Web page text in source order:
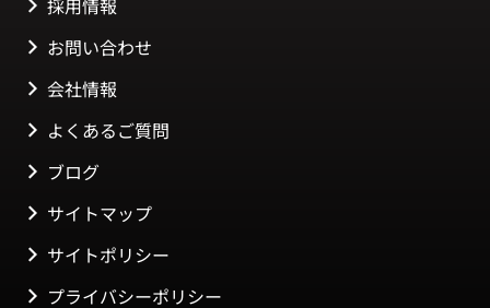
お問い合わせ
会社情報
よくあるご質問
ブログ
サイトマップ
サイトポリシー
プライバシーポリシー